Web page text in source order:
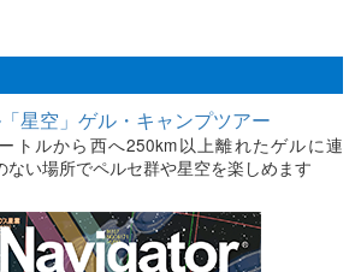
星空」ゲル・キャンプツアー
トルから西へ250km以上離れたゲルに連
ない場所でペルセ群や星空を楽しめます